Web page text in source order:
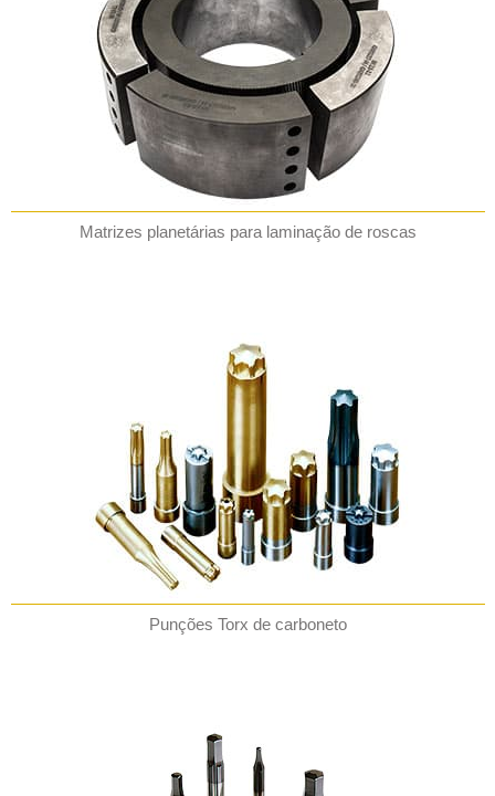
Matrizes planetárias para laminação de roscas
Punções Torx de carboneto